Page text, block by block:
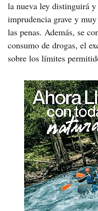
la nueva ley distinguirá
imprudencia grave y
las penas. Además, se
consumo de drogas, el
sobre los límites